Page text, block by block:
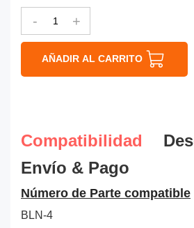
- +
AÑADIR AL CARRITO
Compatibilidad
Envío & Pago
Número de Parte compatible
BLN-4